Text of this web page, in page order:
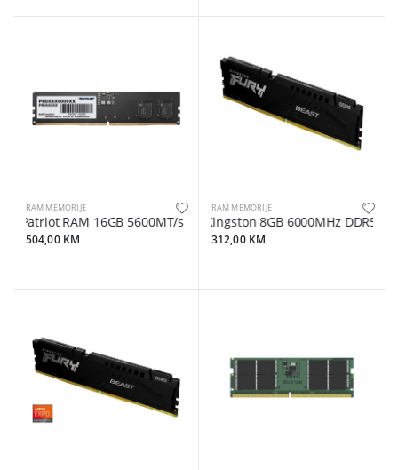
RAM MEMORIJE
Patriot RAM 16GB 5600MT/s DDR5Signature Line
504,00 KM
RAM MEMORIJE
Kingston 8GB 6000MHz DDR5
312,00 KM